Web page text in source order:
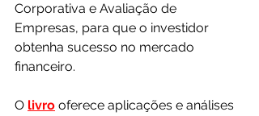
Corporativa e Avaliação de
Empresas, para que o investidor
obtenha sucesso no mercado
financeiro.
O livro oferece aplicações e análises